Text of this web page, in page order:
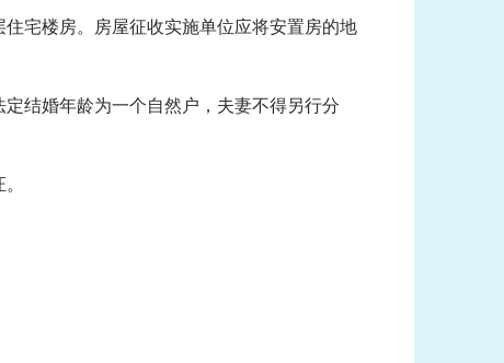
宅楼房。房屋征收实施单位应将安置房的地
结婚年龄为一个自然户，夫妻不得另行分